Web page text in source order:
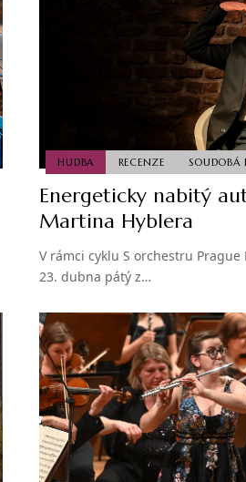
HUDBA RECENZE SOUDOBÁ
Energeticky nabitý
Martina Hyblera
V rámci cyklu S orchestru
23. dubna pátý z…